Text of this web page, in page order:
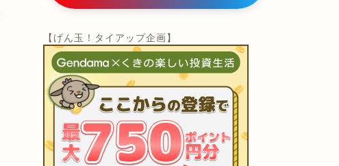
【げん玉！タイアップ企画】